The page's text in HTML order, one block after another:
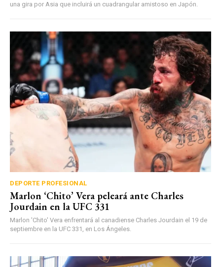
una gira por Asia que incluirá un cuadrangular amistoso en Japón.
DEPORTE PROFESIONAL
Marlon ‘Chito’ Vera peleará ante Charles
Jourdain en la UFC 331
Marlon 'Chito' Vera enfrentará al canadiense Charles Jourdain el 19 de
septiembre en la UFC 331, en Los Ángeles.